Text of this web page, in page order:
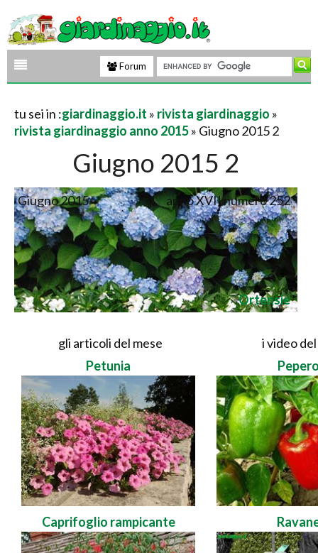
Forum
tu sei in :giardinaggio.it » rivista giardinaggio »
rivista giardinaggio anno 2015» Giugno 2015 2
Giugno 2015 2
Giugno 2015 anno XVII numero 252
Ortensie
gli articoli del mese
Petunia
Caprifoglio rampicante
i video